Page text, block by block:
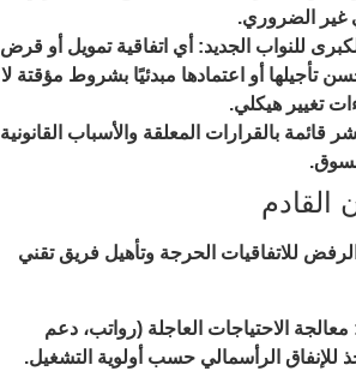
غير الضروري.
الكبرى للنواب الجديد: أي اتفاقية تمويل أو قرض
تأجيلها أو اعتمادها مبدئيًا بشروط مؤقتة لا
تغيير هيكلي.
قائمة بالقرارات المعلقة والأسباب القانونية
القادم
للاتفاقيات الحرجة وتأهيل فريق تقني
معالجة الاحتياجات العاجلة (رواتب، دعم
للإنفاق الرأسمالي حسب أولوية التشغيل.